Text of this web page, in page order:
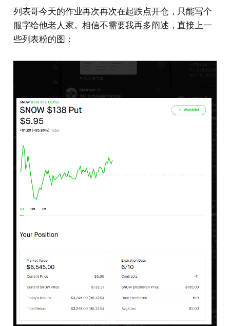
列表哥今天的作业再次再次在起跌点开仓，只能写个
服字给他老人家。相信不需要我再多阐述，直接上一
些列表粉的图：